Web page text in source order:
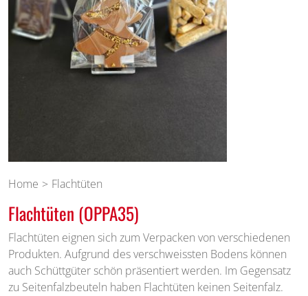
Home Flachtüten
Flachtüten (OPPA35)
Flachtüten eignen sich zum Verpacken von verschiedenen
Produkten. Aufgrund des verschweissten Bodens können
auch Schüttgüter schön präsentiert werden. Im Gegensatz
zu Seitenfalzbeuteln haben Flachtüten keinen Seitenfalz.